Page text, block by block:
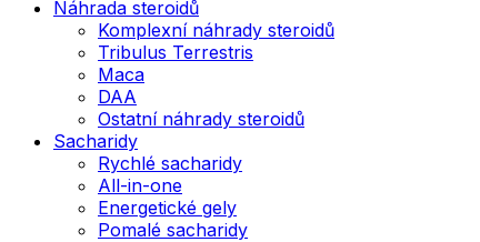
Náhrada steroidů
Komplexní náhrady steroidů
Tribulus Terrestris
Maca
DAA
Ostatní náhrady steroidů
Sacharidy
Rychlé sacharidy
All-in-one
Energetické gely
Pomalé sacharidy